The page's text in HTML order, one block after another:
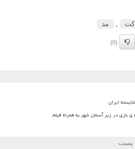
, مد
(0)
ایران
بازی در زیر آسمان شهر به همراه فیلم
پست